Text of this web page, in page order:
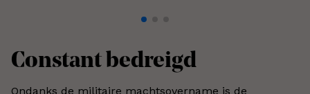
Constant bedreigd
Ondanks de militaire machtsovername is de